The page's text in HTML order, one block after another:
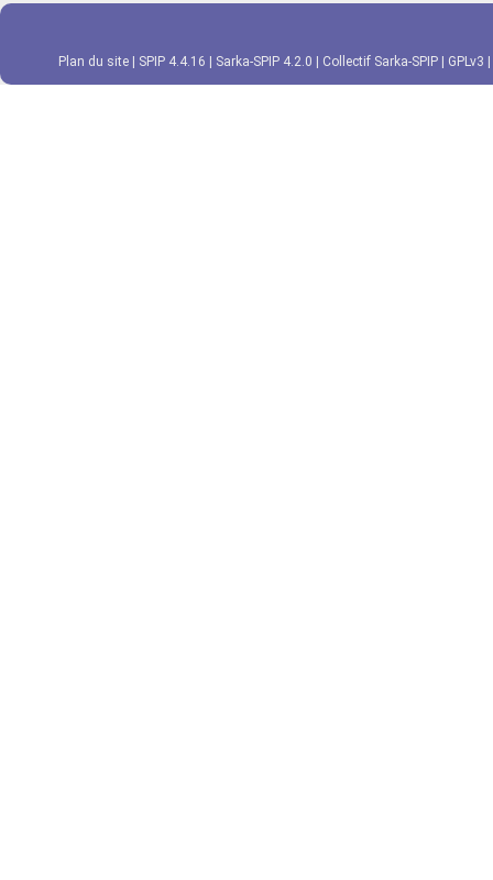
Plan du site SPIP 4.4.16 Sarka-SPIP 4.2.0 Collectif Sarka-SPIP GPLv3